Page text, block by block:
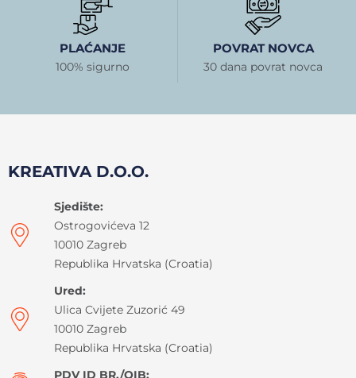
PLAĆANJE
100% sigurno
POVRAT NOVCA
30 dana povrat novca
KREATIVA D.O.O.
Sjedište:
Ostrogovićeva 12
10010 Zagreb
Republika Hrvatska (Croatia)
Ured:
Ulica Cvijete Zuzorić 49
10010 Zagreb
Republika Hrvatska (Croatia)
PDV ID BR./OIB: